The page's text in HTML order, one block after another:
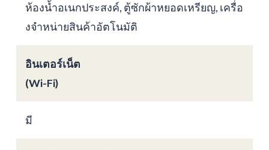
ห้องน้ำอเนกประสงค์, ตู้ซักผ้าหยอดเหรียญ, เครื่อ
งจำหน่ายสินค้าอัตโนมัติ
อินเตอร์เน็ต
(Wi-Fi)
มี